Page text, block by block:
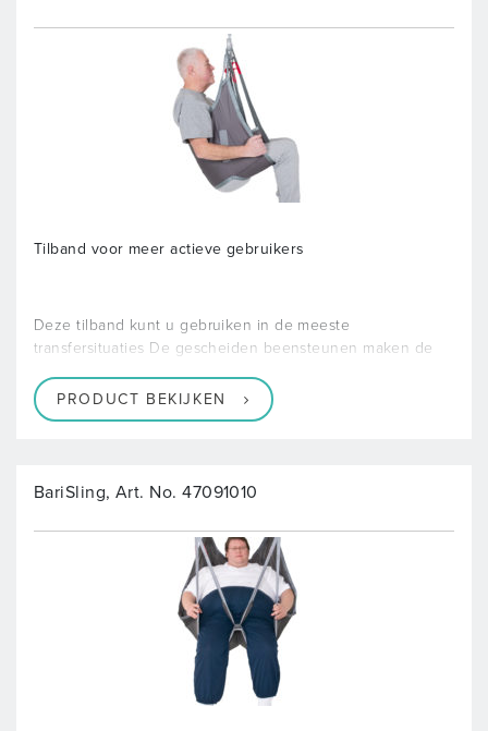
Tilband voor meer actieve gebruikers
Deze tilband kunt u gebruiken in de meeste
transfersituaties De gescheiden beensteunen maken de
PRODUCT BEKIJKEN
BariSling, Art. No. 47091010